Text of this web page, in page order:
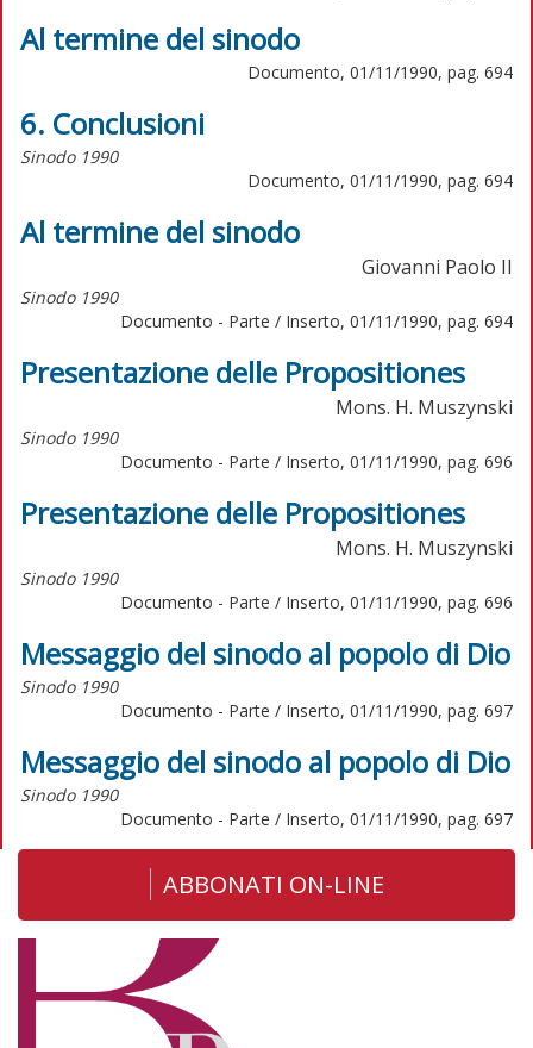
Al termine del sinodo
Documento, 01/11/1990, pag. 694
6. Conclusioni
Sinodo 1990
Documento, 01/11/1990, pag. 694
Al termine del sinodo
Giovanni Paolo II
Sinodo 1990
Documento - Parte / Inserto, 01/11/1990, pag. 694
Presentazione delle Propositiones
Mons. H. Muszynski
Sinodo 1990
Documento - Parte / Inserto, 01/11/1990, pag. 696
Presentazione delle Propositiones
Mons. H. Muszynski
Sinodo 1990
Documento - Parte / Inserto, 01/11/1990, pag. 696
Messaggio del sinodo al popolo di Dio
Sinodo 1990
Documento - Parte / Inserto, 01/11/1990, pag. 697
Messaggio del sinodo al popolo di Dio
Sinodo 1990
Documento - Parte / Inserto, 01/11/1990, pag. 697
ABBONATI ON-LINE